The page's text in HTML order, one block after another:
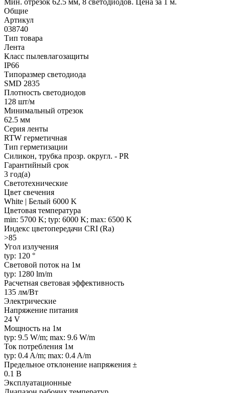
Общие
Артикул
038740
Тип товара
Лента
Класс пылевлагозащиты
IP66
Типоразмер светодиода
SMD 2835
Плотность светодиодов
128 шт/м
Минимальный отрезок
62.5 мм
Серия ленты
RTW герметичная
Тип герметизации
Силикон, трубка прозр. округл. - PR
Гарантийный срок
3 год(а)
Светотехнические
Цвет свечения
White | Белый 6000 K
Цветовая температура
min: 5700 K; typ: 6000 K; max: 6500 K
Индекс цветопередачи CRI (Ra)
>85
Угол излучения
typ: 120 °
Световой поток на 1м
typ: 1280 lm/m
Расчетная световая эффективность
135 лм/Вт
Электрические
Напряжение питания
24 V
Мощность на 1м
typ: 9.5 W/m; max: 9.6 W/m
Ток потребления 1м
typ: 0.4 A/m; max: 0.4 A/m
Предельное отклонение напряжения ±
0.1 В
Эксплуатационные